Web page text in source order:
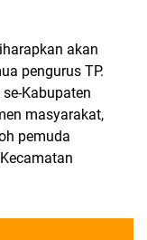
akan
pengurus TP.
Kabupaten
masyarakat,
pemuda